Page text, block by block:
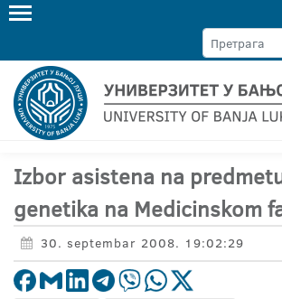
Izbor asistena na
genetika na Medicinskom
30. septembar 2008. 19:02:29